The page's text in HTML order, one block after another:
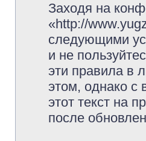
Заходя на
«http://
следующими
и не
эти правила в
этом, однако с
этот текст на
после